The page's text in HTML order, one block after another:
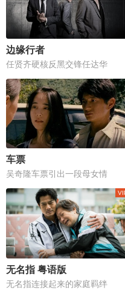
边缘行者
任贤齐硬核反黑交锋任达华
车票
吴奇隆车票引出一段母女情
无名指 粤语版
无名指连接起来的家庭羁绊